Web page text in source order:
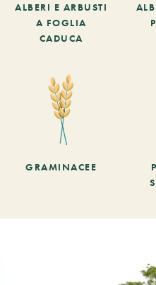
ALBERI E ARBUSTI
A FOGLIA
CADUCA
GRAMINACEE